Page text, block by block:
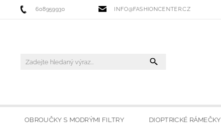
608959930 INFO@FASHIONCENTER.CZ
OBROUČKY S MODRÝMI FILTRY DIOPTRICKÉ RÁMEČKY